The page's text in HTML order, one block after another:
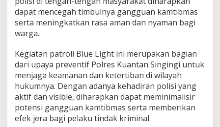
dapat mencegah timbulnya gangguan kamtibmas
serta meningkatkan rasa aman dan nyaman bagi
warga.
Kegiatan patroli Blue Light ini merupakan bagian
dari upaya preventif Polres Kuantan Singingi untuk
menjaga keamanan dan ketertiban di wilayah
hukumnya. Dengan adanya kehadiran polisi yang
aktif dan visible, diharapkan dapat meminimalisir
potensi gangguan kamtibmas serta memberikan
efek jera bagi pelaku tindak kriminal.